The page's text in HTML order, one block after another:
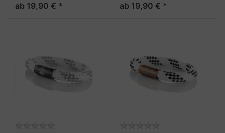
ab 19,90 € * ab 19,90 € *